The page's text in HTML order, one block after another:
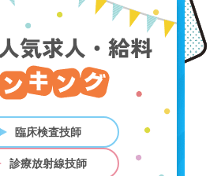
臨床検査技師
診療放射線技師